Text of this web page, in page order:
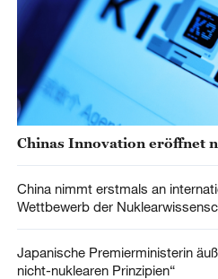
Chinas Innovation eröffnet
China nimmt erstmals an
Wettbewerb der
Japanische Premierministerin
nicht-nuklearen Prinzipien“